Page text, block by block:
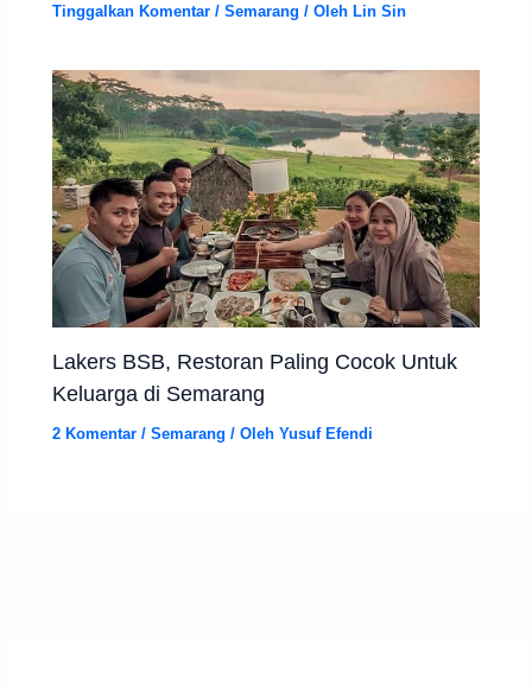
Tinggalkan Komentar /Semarang / OlehLin Sin
Lakers BSB, Restoran Paling Cocok Untuk
Keluarga di Semarang
2 Komentar /Semarang / OlehYusuf Efendi